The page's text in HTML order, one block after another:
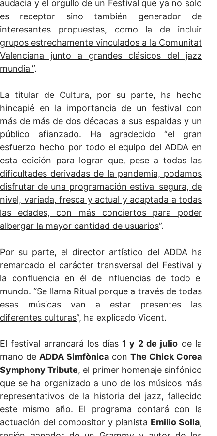
audacia y el orgullo de un Festival que ya no solo
es receptor sino también generador de
interesantes propuestas, como la de incluir
grupos estrechamente vinculados a la Comunitat
Valenciana junto a grandes clásicos del jazz
mundial”.
La titular de Cultura, por su parte, ha hecho
hincapié en la importancia de un festival con
más de más de dos décadas a sus espaldas y un
público afianzado. Ha agradecido “el gran
esfuerzo hecho por todo el equipo del ADDA en
esta edición para lograr que, pese a todas las
dificultades derivadas de la pandemia, podamos
disfrutar de una programación estival segura, de
nivel, variada, fresca y actual y adaptada a todas
las edades, con más conciertos para poder
albergar la mayor cantidad de usuarios”.
Por su parte, el director artístico del ADDA ha
remarcado el carácter transversal del Festival y
la confluencia en él de influencias de todo el
mundo. “Se llama Ritual porque a través de todas
esas músicas van a estar presentes las
diferentes culturas”, ha explicado Vicent.
El festival arrancará los días 1 y 2 de julio de la
mano de ADDA Simfònica con The Chick Corea
Symphony Tribute, el primer homenaje sinfónico
que se ha organizado a uno de los músicos más
representativos de la historia del jazz, fallecido
este mismo año. El programa contará con la
actuación del compositor y pianista Emilio Solla,